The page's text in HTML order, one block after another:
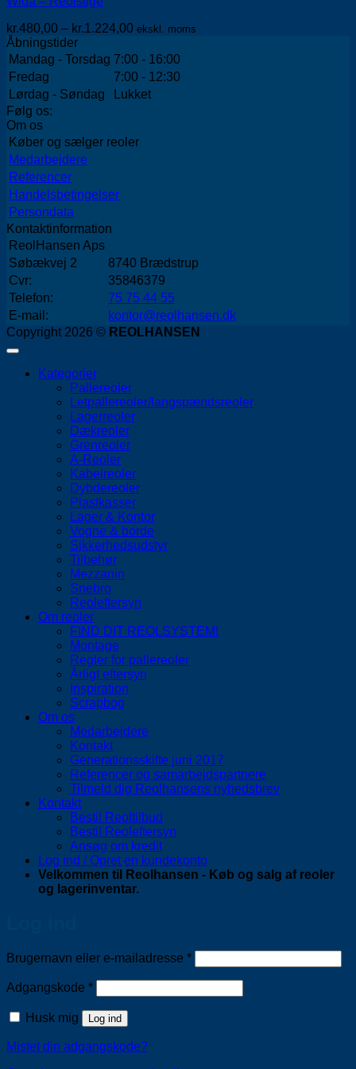
varianter.
kan
vælges
på
varesiden
kr.480,00 – kr.1.224,00Prisinterval:
til
kr.1.224,00
ekskl. moms
Åbningstider
Mandag - Torsdag 7:00 - 16:00
Fredag
7:00 - 12:30
Lørdag - Søndag
Lukket
Følg os:
Om os
Køber og sælger reoler
Medarbejdere
Referencer
Handelsbetingelser
Persondata
Kontaktinformation
ReolHansen Aps
Søbækvej 2
8740 Brædstrup
Cvr:
35846379
Telefon:
75 75 44 55
E-mail:
kontor@reolhansen.dk
Copyright 2026 © REOLHANSEN
Kategorier
Pallereoler
Letpallereoler/langspændsreoler
Lagerreoler
Dækreoler
Grenreoler
A-Reoler
Kabelreoler
Dybdereoler
Plastkasser
Lager & Kontor
Vogne & borde
Sikkerhedsudstyr
Tilbehør
Mezzanin
Snebro
Reoleftersyn
Om reoler
FIND DIT REOLSYSTEM!
Montage
Regler for pallereoler
Årligt eftersyn
Inspiration
Scrapbog
Om os
Medarbejdere
Kontakt
Generationsskifte juni 2017
Referencer og samarbejdspartnere
Tilmeld dig Reolhansens nyhedsbrev
Kontakt
Bestil Reoltilbud
Bestil Reoleftersyn
Ansøg om kredit
Log ind / Opret en kundekonto
Velkommen til Reolhansen - Køb og salg af reoler
og lagerinventar.
Brugernavn eller e-mailadresse *Påkrævet
Adgangskode *Påkrævet
Husk mig Log ind
Mistet din adgangskode?